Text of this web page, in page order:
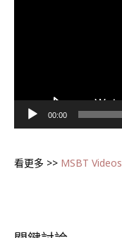
00:00
看更多 >> MSBT Videos